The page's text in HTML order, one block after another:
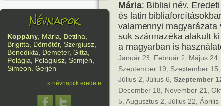
Névnapok
Koppány, Mária, Bettina,
Brigitta, Dömötör, Szergiusz,
Benedikta, Demeter, Gitta,
Pelágia, Pelágiusz, Semjén,
Simeon, Gerjén
» névnapok eredete
Mária: Bibliai név.
és latin
valamennyi magyarázata
sok származéka alakult
a magyarban is
Január 23, Február 2, Május
Szeptember 19, Szeptember
Július 2, Július 6, Szeptember
December 18, November 21,
5, Augusztus 2, Július 22,